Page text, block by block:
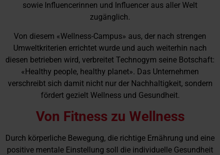
sowie Influencerinnen und Influencer aus aller Welt
zugänglich.
Von diesem «Wellness-Campus» aus, der nach strengen
Umweltkriterien errichtet wurde und auch weiterhin nach
diesen betrieben wird, verbreitet Technogym seine Botschaft:
«Healthy people, healthy planet». Das Unternehmen
verschreibt sich damit nicht nur der Nachhaltigkeit, sondern
fördert gezielt Wellness und Gesundheit.
Von Fitness zu Wellness
Durch körperliche Bewegung, die richtige Ernährung und eine
positive mentale Einstellung soll die individuelle Gesundheit